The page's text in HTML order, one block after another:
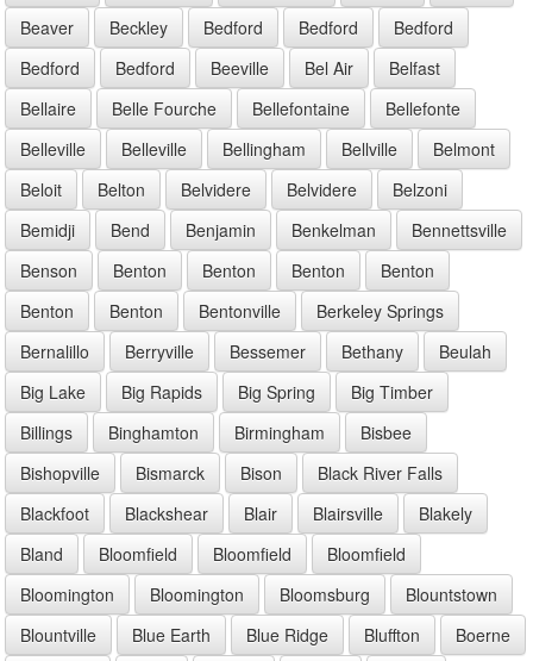
Beaver
Beckley Bedford Bedford
Bedford
Bedford
Bedford Beeville Bel Air
Belfast
Bellaire
Belle Fourche Bellefontaine
Bellefonte
Belleville
Belleville Bellingham Bellville
Belmont
Beloit
Belton Belvidere Belvidere
Belzoni
Bemidji
Bend Benjamin Benkelman
Bennettsville
Benson
Benton Benton Benton
Benton
Benton
Benton Bentonville
Berkeley Springs
Bernalillo
Berryville Bessemer Bethany
Beulah
Big Lake
Big Rapids Big Spring
Big Timber
Billings
Binghamton Birmingham
Bisbee
Bishopville
Bismarck Bison
Black River Falls
Blackfoot
Blackshear Blair Blairsville
Blakely
Bland
Bloomfield Bloomfield
Bloomfield
Bloomington
Bloomington Bloomsburg
Blountstown
Blountville
Blue Earth Blue Ridge Bluffton
Boerne